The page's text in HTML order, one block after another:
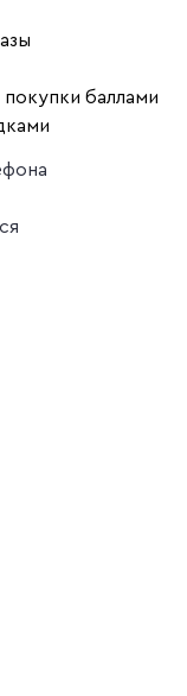
покупки баллами